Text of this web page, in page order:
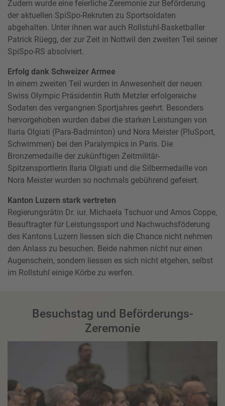
Zudem wurde eine feierliche Zeremonie zur Beförderung
der aktuellen SpiSpo-Rekruten zu Sportsoldaten
abgehalten. Unter ihnen war auch Rollstuhl-Basketballer
Patrick Rüegg, der zur Zeit in Nottwil den zweiten Teil seiner
SpiSpo-RS absolviert.
Erfolg dank Schweizer Armee
In einem zweiten Teil wurden in Anwesenheit der neuen
Swiss Olympic Präsidentin Ruth Metzler erfolgereiche
Sodaten des vergangnen Sportjahres geehrt. Besonders
hervorgehoben wurden dabei die starken Leistungen von
Ilaria Olgiati (Para-Badminton) und Nora Meister (PluSport,
Schwimmen) bei den Paralympics in Paris. Die
Bronzemedaille der zukünftigen Zeitmilitär-
Spitzensportlerin Ilaria Olgiati und die Silbermedaille von
Nora Meister wurden so nochmals gebührend gefeiert.
Kanton Luzern stark vertreten
Regierungsrätin Dr. iur. Michaela Tschuor und Amos Coppe,
Beauftragter für Leistungssport und Nachwuchsföderung
des Kantons Luzern liessen sich die Chance nicht nehmen
den Anlass zu besuchen. Beide nahmen nicht nur einen
Augenschein, sondern liessen es sich nicht etgehen, selbst
im Rollstuhl einige Körbe zu werfen.
Besuchstag und Beförderungs-
Zeremonie